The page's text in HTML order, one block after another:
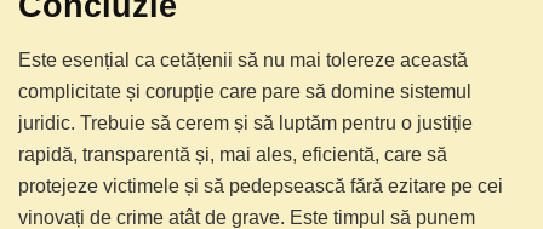
Este esențial ca cetățenii să nu mai tolereze această
complicitate și corupție care pare să domine sistemul
juridic. Trebuie să cerem și să luptăm pentru o justiție
rapidă, transparentă și, mai ales, eficientă, care să
protejeze victimele și să pedepsească fără ezitare pe cei
vinovați de crime atât de grave. Este timpul să punem